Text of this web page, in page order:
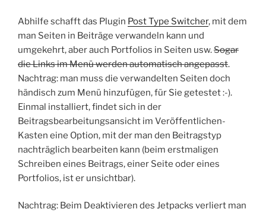
Abhilfe schafft das Plugin Post Type Switcher, mit dem
man Seiten in Beiträge verwandeln kann und
umgekehrt, aber auch Portfolios in Seiten usw.Sogar
die Links im Menü werden automatisch angepasst.
Nachtrag: man muss die verwandelten Seiten doch
händisch zum Menü hinzufügen, für Sie getestet :-).
Einmal installiert, findet sich in der
Beitragsbearbeitungsansicht im Veröffentlichen-
Kasten eine Option, mit der man den Beitragstyp
nachträglich bearbeiten kann (beim erstmaligen
Schreiben eines Beitrags, einer Seite oder eines
Portfolios, ist er unsichtbar).
Nachtrag: Beim Deaktivieren des Jetpacks verliert man